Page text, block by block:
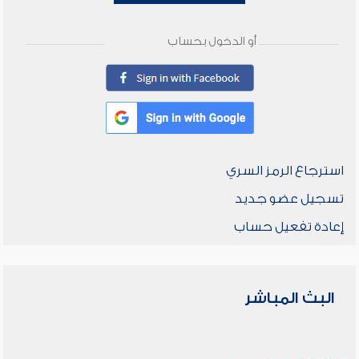
أو الدخول بحساب
استرجاع الرمز السري
تسجيل عضو جديد
إعادة تفعيل حساب
البث المباشر